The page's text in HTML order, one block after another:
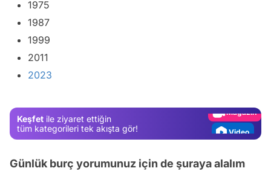
1975
1987
1999
2011
2023
Keşfet ile ziyaret ettiğin
tüm kategorileri tek akışta gör!
Video
Günlük burç yorumunuz için de şuraya alalım